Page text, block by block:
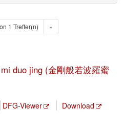
1 Treffer(n) »
duo jing (金剛般若波羅蜜
DFG-Viewer Download